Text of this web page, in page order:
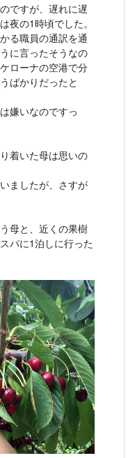
ですが、遅れに遅
夜の1時頃でした。
る職員の通訳を通
に言ったそうなの
ローナの空港で分
ばかりだったと
嫌いなのですっ
着いた母は思いの
ましたが、さすが
母と、近くの果樹
パに1泊しに行った